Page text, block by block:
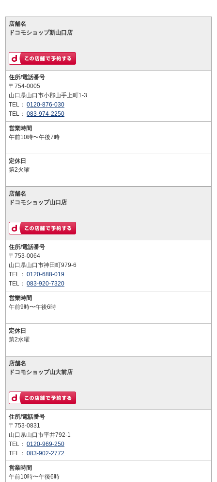
店舗名
ドコモショップ新山口店
住所/電話番号
〒754-0005
山口県山口市小郡山手上町1-3
TEL： 0120-876-030
TEL： 083-974-2250
営業時間
午前10時〜午後7時
定休日
第2火曜
店舗名
ドコモショップ山口店
住所/電話番号
〒753-0064
山口県山口市神田町979-6
TEL： 0120-688-019
TEL： 083-920-7320
営業時間
午前9時〜午後6時
定休日
第2水曜
店舗名
ドコモショップ山大前店
住所/電話番号
〒753-0831
山口県山口市平井792-1
TEL： 0120-969-250
TEL： 083-902-2772
営業時間
午前10時〜午後6時